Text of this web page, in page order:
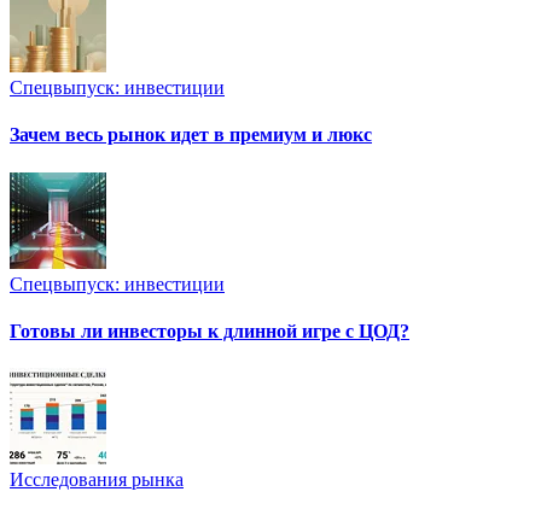
Спецвыпуск: инвестиции
Зачем весь рынок идет в премиум и люкс
Спецвыпуск: инвестиции
Готовы ли инвесторы к длинной игре с ЦОД?
Исследования рынка